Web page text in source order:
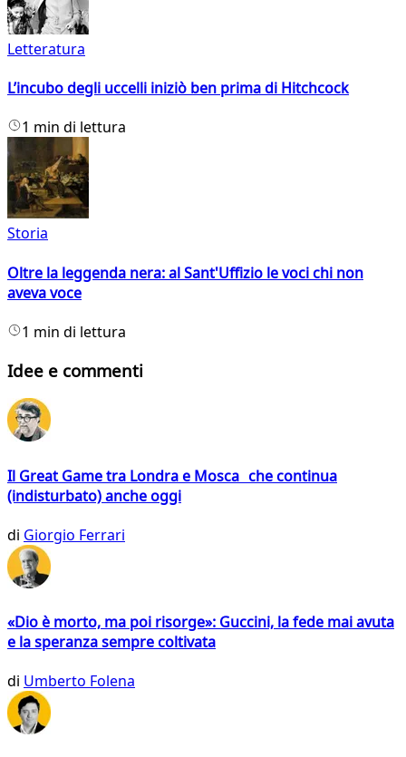
Letteratura
L’incubo degli uccelli iniziò ben prima di Hitchcock
1 min di lettura
Storia
Oltre la leggenda nera: al Sant'Uffizio le voci chi non
aveva voce
1 min di lettura
Idee e commenti
Il Great Game tra Londra e Mosca che continua
(indisturbato) anche oggi
di Giorgio Ferrari
«Dio è morto, ma poi risorge»: Guccini, la fede mai avuta
e la speranza sempre coltivata
di Umberto Folena